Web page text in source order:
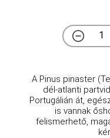
A Pinus pinaster
dél-atlanti
Portugálián át,
is vannak
felismerhető,